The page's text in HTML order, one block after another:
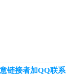
链接者加QQ联系